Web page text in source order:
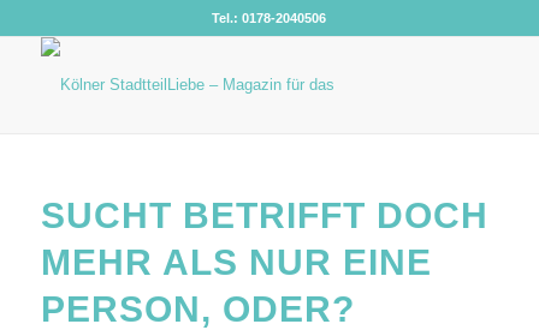
Tel.: 0178-2040506
SUCHT BETRIFFT DOCH
MEHR ALS NUR EINE
PERSON, ODER?